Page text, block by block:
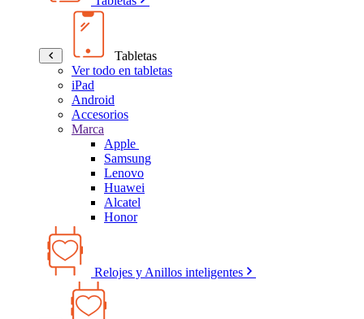
Tabletas
Ver todo en tabletas
iPad
Android
Accesorios
Marca
Apple
Samsung
Lenovo
Huawei
Alcatel
Honor
Relojes y Anillos inteligentes